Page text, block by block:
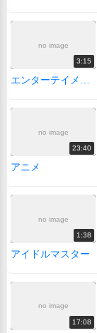
no image
3:15
エンターテイメント
no image
23:40
アニメ
no image
1:38
アイドルマスター
no image
17:08